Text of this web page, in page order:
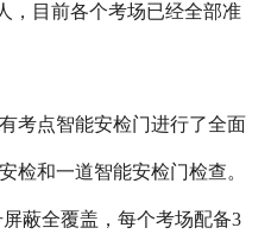
，目前各个考场已经全部准
点智能安检门进行了全面
检和一道智能安检门检查。
蔽全覆盖，每个考场配备3